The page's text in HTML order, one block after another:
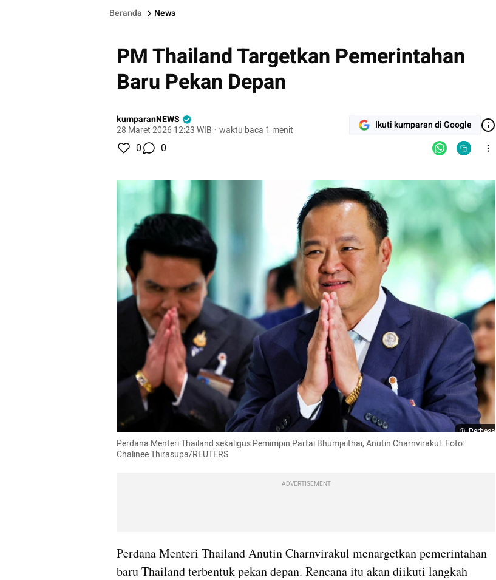
Beranda News
PM Thailand Targetkan Pemerintahan
Baru Pekan Depan
kumparanNEWS
28 Maret 2026 12:23 WIB · waktu baca 1 menit Ikuti kumparan di Google
0 0
Perbesar
Perdana Menteri Thailand sekaligus Pemimpin Partai Bhumjaithai, Anutin Charnvirakul. Foto:
Chalinee Thirasupa/REUTERS
ADVERTISEMENT
Perdana Menteri Thailand Anutin Charnvirakul menargetkan pemerintahan
baru Thailand terbentuk pekan depan. Rencana itu akan diikuti langkah